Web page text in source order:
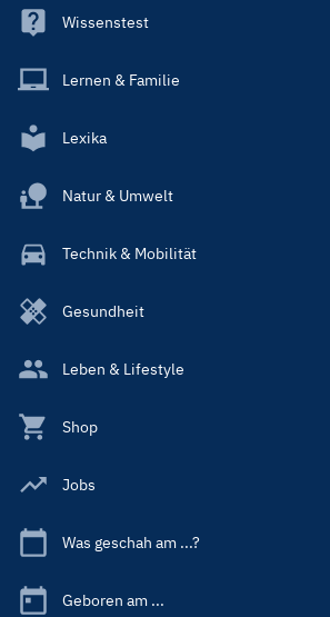
Wissenstest
Lernen & Familie
Lexika
Natur & Umwelt
Technik & Mobilität
Gesundheit
Leben & Lifestyle
Shop
Jobs
Was geschah am ...?
Geboren am ...